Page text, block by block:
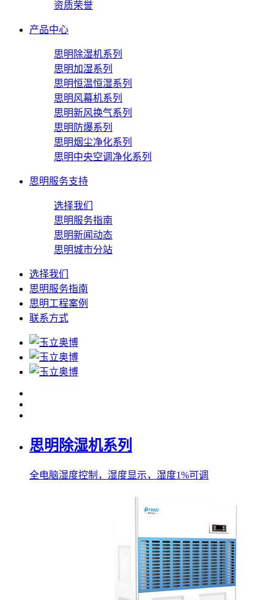
资质荣誉
产品中心
思明除湿机系列
思明加湿系列
思明恒温恒湿系列
思明风幕机系列
思明新风换气系列
思明防爆系列
思明烟尘净化系列
思明中央空调净化系列
思明服务支持
选择我们
思明服务指南
思明新闻动态
思明城市分站
选择我们
思明服务指南
思明工程案例
联系方式
思明除湿机系列
全电脑湿度控制，湿度显示，湿度1%可调